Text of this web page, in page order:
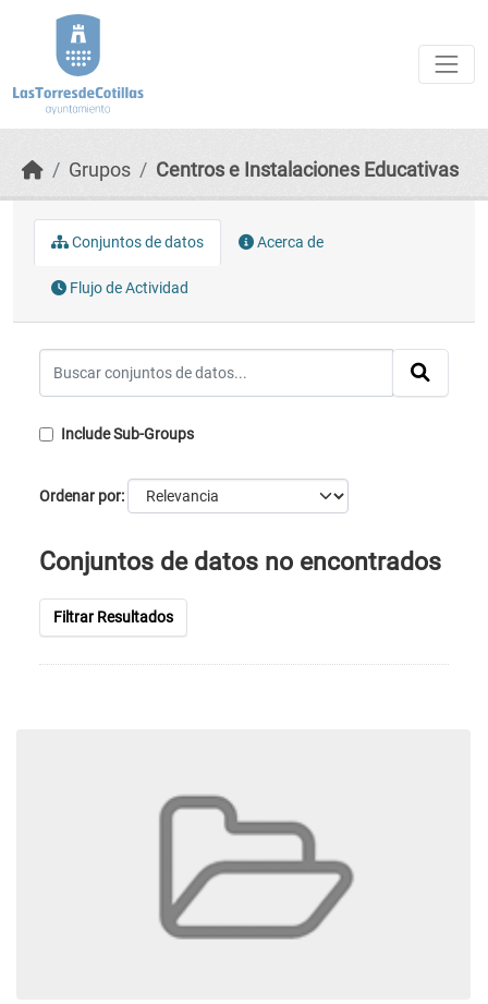
Grupos Centros e Instalaciones Educativas
Conjuntos de datos Acerca de
Flujo de Actividad
Include Sub-Groups
Ordenar por
Conjuntos de datos no encontrados
Filtrar Resultados